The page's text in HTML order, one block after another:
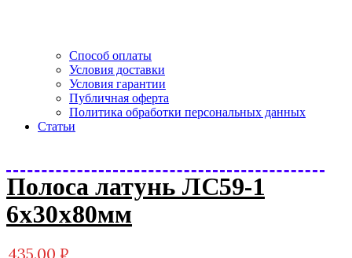
Способ оплаты
Условия доставки
Условия гарантии
Публичная оферта
Политика обработки персональных данных
Статьи
Полоса латунь ЛС59-1
6х30х80мм
435.00 ₽